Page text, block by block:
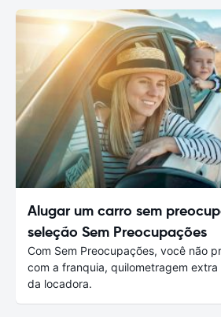
Alugar um carro sem
seleção Sem Preocupações
Com Sem Preocupações, você não
com a franquia, quilometragem
da locadora.